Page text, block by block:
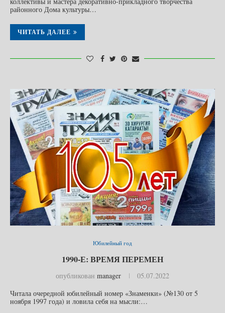
районного Дома культуры…
ЧИТАТЬ ДАЛЕЕ
Юбилейный год
1990-Е: ВРЕМЯ ПЕРЕМЕН
опубликован manager
05.07.2022
Читала очередной юбилейный номер «Знаменки» (№130 от 5
ноября 1997 года) и ловила себя на мысли:…